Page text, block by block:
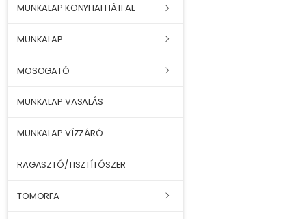
MUNKALAP KONYHAI HÁTFAL
MUNKALAP
MOSOGATÓ
MUNKALAP VASALÁS
MUNKALAP VÍZZÁRÓ
RAGASZTÓ/TISZTÍTÓSZER
TÖMÖRFA